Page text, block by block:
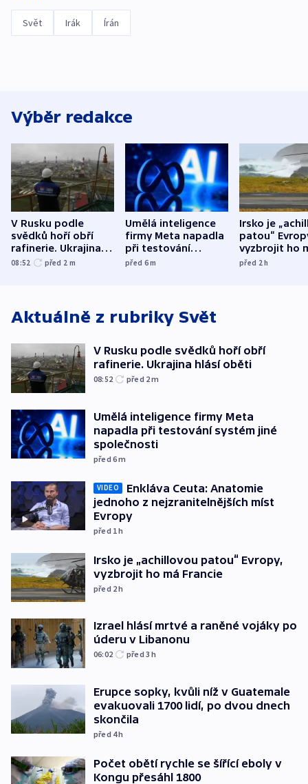
Svět Irák Írán
Výběr redakce
V Rusku podle
svědků hoří obří
rafinerie. Ukrajina
hlásí oběti
08:52 před 2 m
Umělá inteligence
firmy Meta napadla
při testování
systém jiné
před 6m
Irsko je
patou“
vyzbrojit ho
Francie
před 2h
Aktuálně z rubriky Svět
V Rusku podle svědků hoří obří
rafinerie. Ukrajina hlásí oběti
08:52 před 2m
Umělá inteligence firmy Meta
napadla při testování systém jiné
společnosti
před 6m
VIDEO
Enkláva Ceuta: Anatomie
jednoho z nejzranitelnějších míst
Evropy
před 1h
Irsko je „achillovou patou“ Evropy,
vyzbrojit ho má Francie
před 2h
Izrael hlásí mrtvé a raněné vojáky po
úderu v Libanonu
06:02 před 3h
Erupce sopky, kvůli níž v Guatemale
evakuovali 1700 lidí, po dvou dnech
skončila
před 4h
Počet obětí rychle se šířící eboly v
Kongu přesáhl 1800